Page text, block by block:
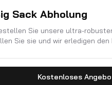
Sack Abholung
Sie unsere ultra-
Sie sie und wir erledigen den
Kostenloses